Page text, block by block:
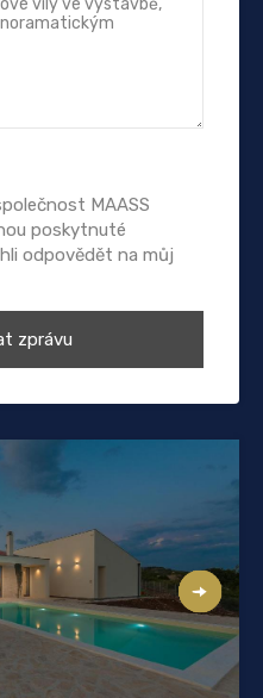
MAASS
poskytnuté
odpovědět na můj
zprávu